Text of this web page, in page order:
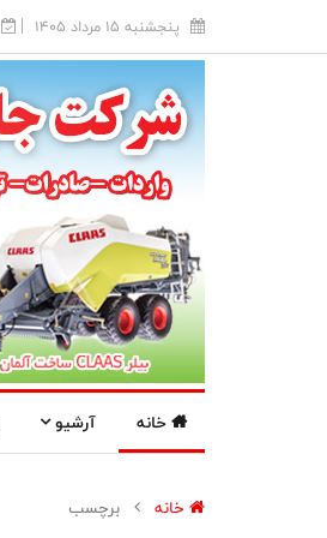
پنجشنبه 15 مرداد 1405
خانه آرشیو
خانه برچسب